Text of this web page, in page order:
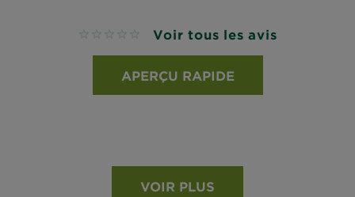
No reviews Voir tous les avis
APERÇU RAPIDE
VOIR PLUS